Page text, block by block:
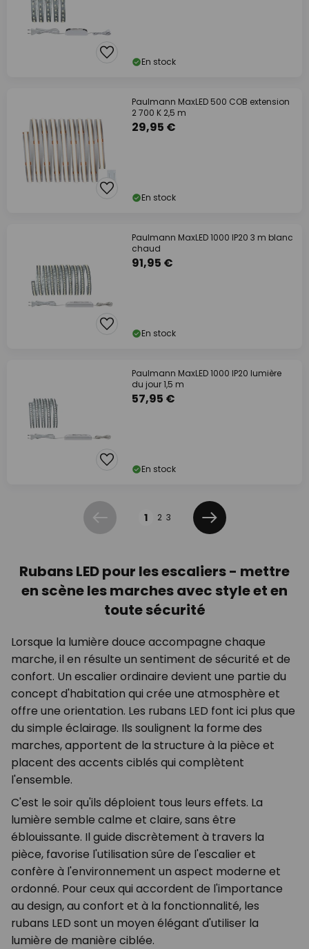
En stock
Paulmann MaxLED 500 COB extension
2 700 K 2,5 m
29,95 €
En stock
Paulmann MaxLED 1000 IP20 3 m blanc
chaud
91,95 €
En stock
Paulmann MaxLED 1000 IP20 lumière
du jour 1,5 m
57,95 €
En stock
Précédent 1 2 3
Suivant
Rubans LED pour les escaliers - mettre
en scène les marches avec style et en
toute sécurité
Lorsque la lumière douce accompagne chaque
marche, il en résulte un sentiment de sécurité et de
confort. Un escalier ordinaire devient une partie du
concept d'habitation qui crée une atmosphère et
offre une orientation. Les rubans LED font ici plus que
du simple éclairage. Ils soulignent la forme des
marches, apportent de la structure à la pièce et
placent des accents ciblés qui complètent
l'ensemble.
C'est le soir qu'ils déploient tous leurs effets. La
lumière semble calme et claire, sans être
éblouissante. Il guide discrètement à travers la
pièce, favorise l'utilisation sûre de l'escalier et
confère à l'environnement un aspect moderne et
ordonné. Pour ceux qui accordent de l'importance
au design, au confort et à la fonctionnalité, les
rubans LED sont un moyen élégant d'utiliser la
lumière de manière ciblée.